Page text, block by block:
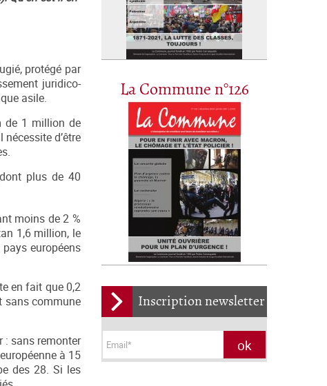
La Commune n°126
Inscription newsletter
protégé par
juridico-
asile.
de 1 million de
d’être
plus de 40
moins de 2 %
1,6 million, le
européens
en fait que 0,2
sans commune
: sans remonter
à 15
des 28. Si les